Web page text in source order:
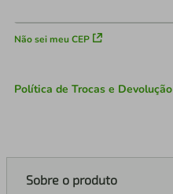
Não sei meu CEP
Política de Trocas e Devolução
Sobre o produto